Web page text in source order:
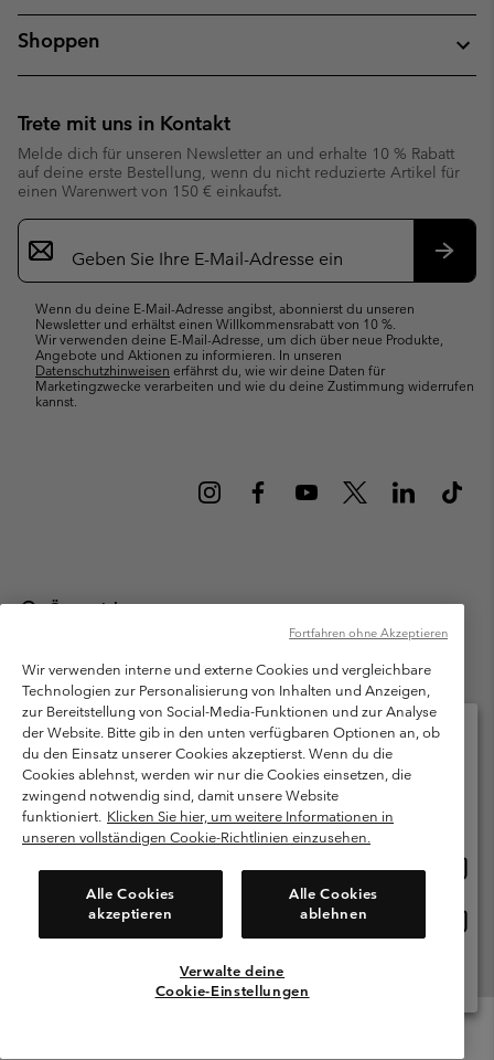
Shoppen
Trete mit uns in Kontakt
Melde dich für unseren Newsletter an und erhalte 10 % Rabatt
auf deine erste Bestellung, wenn du nicht reduzierte Artikel für
einen Warenwert von 150 € einkaufst.
Newsletter-
Anmeldung
Wenn du deine E-Mail-Adresse angibst, abonnierst du unseren
Newsletter und erhältst einen Willkommensrabatt von 10 %.
Wir verwenden deine E-Mail-Adresse, um dich über neue Produkte,
Angebote und Aktionen zu informieren. In unseren
Datenschutzhinweisen erfährst du, wie wir deine Daten für
Marketingzwecke verarbeiten und wie du deine Zustimmung widerrufen
kannst.
Österreich
Columbia Sportswear Austria GmbH. Moosfeldstraße 1, 5101
Bergheim, Salzburg Österreich. Alle Rechte vorbehalten.
Nutzungsbedingungen
Allgemeine Verkaufsbedingungen
Garantie
Datenschutzerklärung
Bestimmungen und Bedingungen des Mitglieder Programms
Nutzungsbedingungen Für Nutzergenerierte Inhalte
Cookies
Kundenservice: Mo- Fr. 9:00 - 13:00 & 14:00- 18:00 Uhr
(+)43720880525
Wir verwenden interne und externe Cookies und vergleichbare
Technologien zur Personalisierung von Inhalten und Anzeigen,
zur Bereitstellung von Social-Media-Funktionen und zur Analyse
der Website. Bitte gib in den unten verfügbaren Optionen an, ob
du den Einsatz unserer Cookies akzeptierst. Wenn du die
Cookies ablehnst, werden wir nur die Cookies einsetzen, die
zwingend notwendig sind, damit unsere Website
funktioniert. Klicken Sie hier, um weitere Informationen in
unseren vollständigen Cookie-Richtlinien einzusehen.
Alle Cookies
akzeptieren
Alle Cookies
ablehnen
Verwalte deine
Cookie-Einstellungen
Fortfahren ohne Akzeptieren
Bitte wählen Sie Ihr Lieferland und Ihre Sprache
Online-Einkauf verfügbar
Österreich
Alle Länder Anzeigen